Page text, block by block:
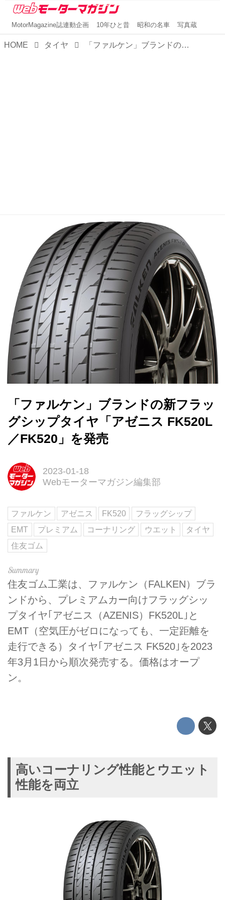
MotorMagazine誌連動企画 10年ひと昔 昭和の名車 写真蔵
HOME タイヤ 「ファルケン」ブランドの新フラッグシップタイヤ「アゼニス FK520L／FK520」を発売
「ファルケン」ブランドの新フラッ
グシップタイヤ「アゼニス FK520L
／FK520」を発売
2023-01-18
Webモーターマガジン編集部
ファルケン アゼニス FK520
フラッグシップ
EMT
プレミアム コーナリング ウエット
タイヤ
住友ゴム
住友ゴム工業は、ファルケン（FALKEN）ブラ
ンドから、プレミアムカー向けフラッグシッ
プタイヤ｢アゼニス（AZENIS）FK520L｣と
EMT（空気圧がゼロになっても、一定距離を
走行できる）タイヤ｢アゼニス FK520｣を2023
年3月1日から順次発売する。価格はオープ
ン。
高いコーナリング性能とウエット
性能を両立